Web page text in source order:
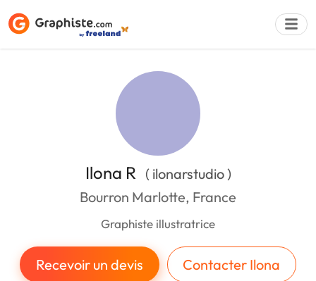
Ilona R ( ilonarstudio )
Bourron Marlotte, France
Graphiste illustratrice
Recevoir un devis Contacter Ilona